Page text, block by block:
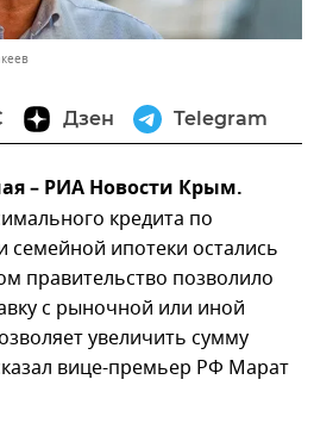
Дзен Telegram
– РИА Новости Крым.
кредита по
семейной ипотеки остались
правительство позволило
с рыночной или иной
увеличить сумму
вице-премьер РФ Марат